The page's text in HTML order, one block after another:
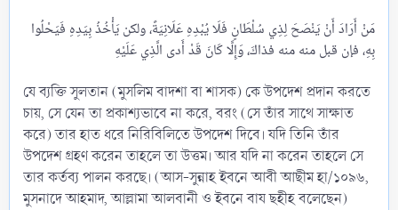
مَنْ أَرَادَ أَنْ يَنْصَحَ لِذِي سُلْطَانٍ فَلَا يُبْدِهِ عَلَانِيَةً، ولكن يَأْخُذُ بِيَدِهِ فَيَحْلُوا
যে ব্যক্তি সুলতান (মুসলিম বাদশা বা শাসক) কে উপদেশ প্রদান করতে
চায়, সে যেন তা প্রকাশ্যভাবে না করে, বরং (সে তাঁর সাথে সাক্ষাত
করে) তার হাত ধরে নিরিবিলিতে উপদেশ দিবে। যদি তিনি তাঁর
উপদেশ গ্রহণ করেন তাহলে তা উত্তম। আর যদি না করেন তাহলে সে
তার কর্তব্য পালন করছে। (আস-সুন্নাহ ইবনে আবী আছীম হা/১০৯৬,
মুসনাদে আহমাদ, আল্লামা আলবানী ও ইবনে বায ছহীহ বলেছেন)